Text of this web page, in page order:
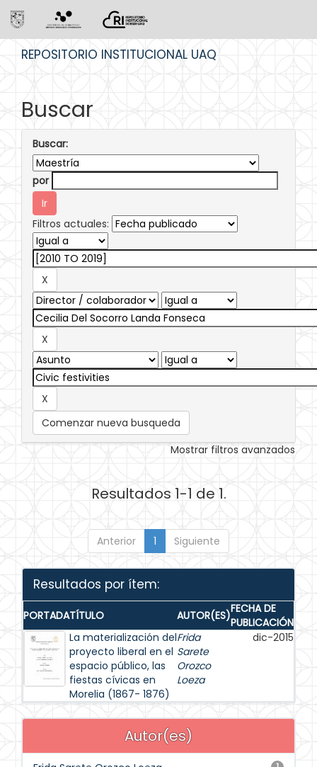
REPOSITORIO INSTITUCIONAL UAQ
Buscar
Buscar:
por
Filtros actuales:
Comenzar nueva busqueda
Mostrar filtros avanzados
Resultados 1-1 de 1.
Anterior 1 Siguiente
Resultados por ítem:
PORTADATÍTULO AUTOR(ES)FECHA DE
PUBLICACIÓN
La materialización del
proyecto liberal en el
espacio público, las
fiestas cívicas en
Morelia (1867- 1876)
Frida
Sarete
Orozco
Loeza
dic-2015
Autor(es)